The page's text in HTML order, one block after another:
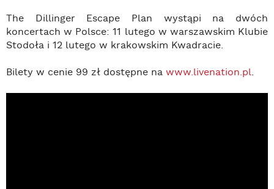
The Dillinger Escape Plan wystąpi na dwóch
koncertach w Polsce: 11 lutego w warszawskim Klubie
Stodoła i 12 lutego w krakowskim Kwadracie.
Bilety w cenie 99 zł dostępne na www.livenation.pl.